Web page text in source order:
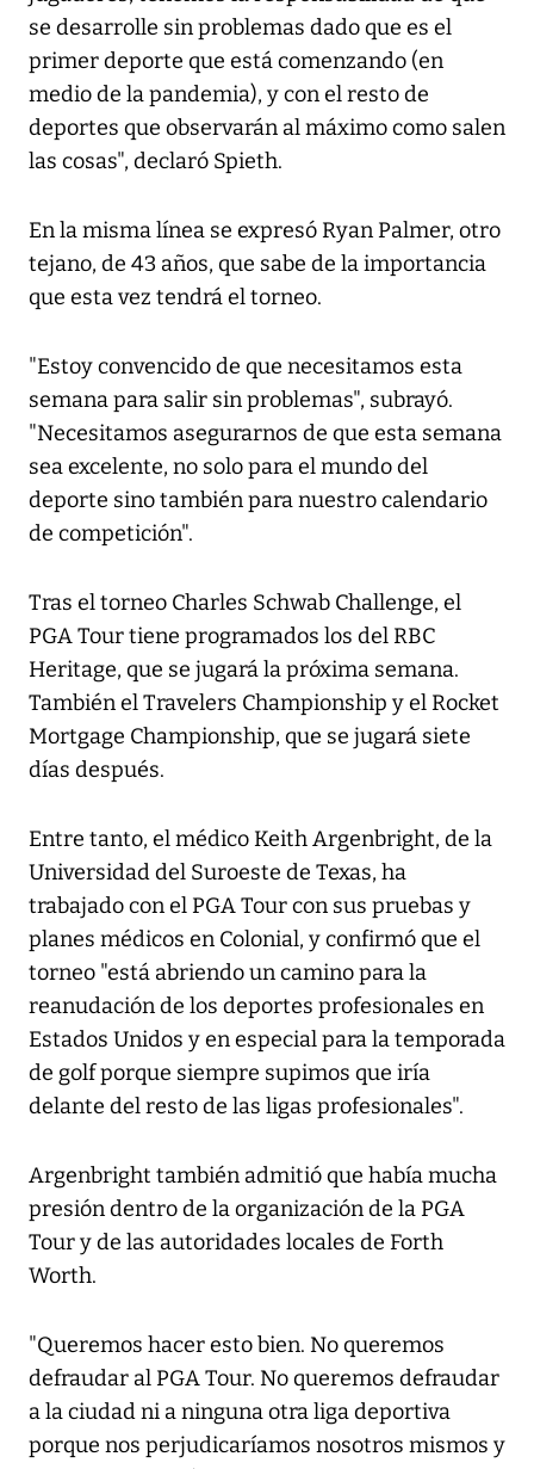
se desarrolle sin problemas dado que es el
primer deporte que está comenzando (en
medio de la pandemia), y con el resto de
deportes que observarán al máximo como salen
las cosas", declaró Spieth.
En la misma línea se expresó Ryan Palmer, otro
tejano, de 43 años, que sabe de la importancia
que esta vez tendrá el torneo.
"Estoy convencido de que necesitamos esta
semana para salir sin problemas", subrayó.
"Necesitamos asegurarnos de que esta semana
sea excelente, no solo para el mundo del
deporte sino también para nuestro calendario
de competición".
Tras el torneo Charles Schwab Challenge, el
PGA Tour tiene programados los del RBC
Heritage, que se jugará la próxima semana.
También el Travelers Championship y el Rocket
Mortgage Championship, que se jugará siete
días después.
Entre tanto, el médico Keith Argenbright, de la
Universidad del Suroeste de Texas, ha
trabajado con el PGA Tour con sus pruebas y
planes médicos en Colonial, y confirmó que el
torneo "está abriendo un camino para la
reanudación de los deportes profesionales en
Estados Unidos y en especial para la temporada
de golf porque siempre supimos que iría
delante del resto de las ligas profesionales".
Argenbright también admitió que había mucha
presión dentro de la organización de la PGA
Tour y de las autoridades locales de Forth
Worth.
"Queremos hacer esto bien. No queremos
defraudar al PGA Tour. No queremos defraudar
a la ciudad ni a ninguna otra liga deportiva
porque nos perjudicaríamos nosotros mismos y